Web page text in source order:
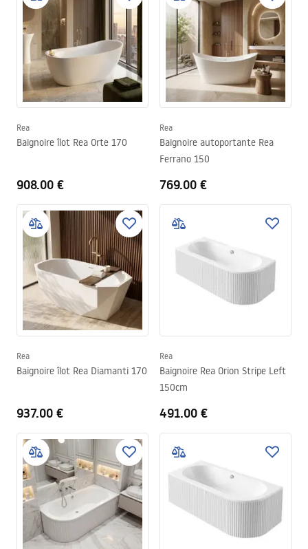
Rea
Baignoire îlot Rea Orte 170
908.00 €
Rea
Baignoire autoportante Rea
Ferrano 150
769.00 €
Rea
Baignoire îlot Rea Diamanti 170
937.00 €
Rea
Baignoire Rea Orion Stripe Left
150cm
491.00 €